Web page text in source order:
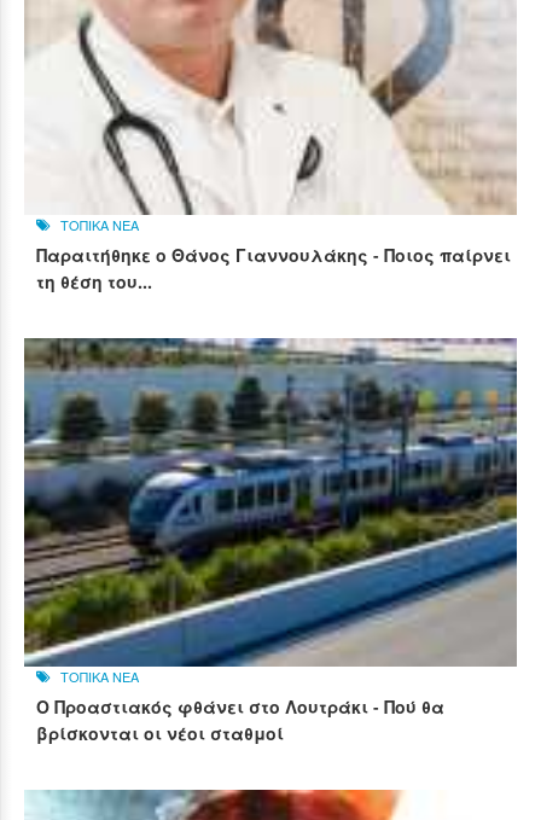
ΤΟΠΙΚΑ ΝΕΑ
Παραιτήθηκε ο Θάνος Γιαννουλάκης - Ποιος παίρνει
τη θέση του...
ΤΟΠΙΚΑ ΝΕΑ
Ο Προαστιακός φθάνει στο Λουτράκι - Πού θα
βρίσκονται οι νέοι σταθμοί